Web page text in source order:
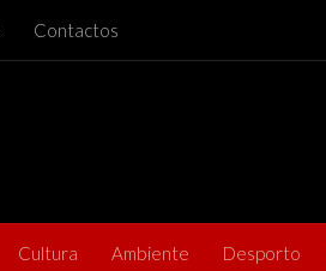
Contactos
Cultura Ambiente Desporto